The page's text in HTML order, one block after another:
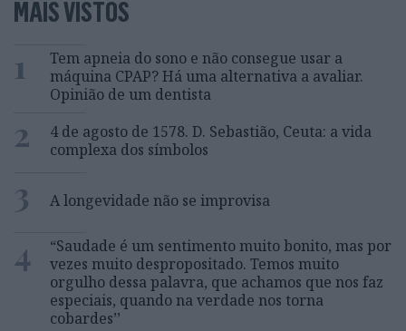
MAIS VISTOS
1
Tem apneia do sono e não consegue usar a
máquina CPAP? Há uma alternativa a avaliar.
Opinião de um dentista
2
4 de agosto de 1578. D. Sebastião, Ceuta: a vida
complexa dos símbolos
3 A longevidade não se improvisa
4
“Saudade é um sentimento muito bonito, mas por
vezes muito despropositado. Temos muito
orgulho dessa palavra, que achamos que nos faz
especiais, quando na verdade nos torna
cobardes’’